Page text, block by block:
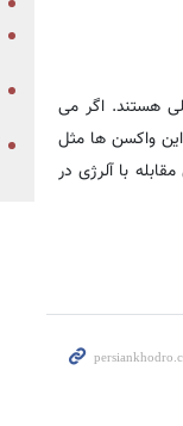
هستند. اگر می
واکسن ها مثل
با آلرژی در